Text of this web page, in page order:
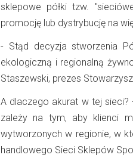
sklepowe półki tzw.
promocję lub dystrybucję na
- Stąd decyzja stworzenia
ekologiczną i regionalną
Staszewski, prezes
A dlaczego akurat w tej
zależy na tym, aby klienci
wytworzonych w regionie, w
handlowego Sieci Sklepów